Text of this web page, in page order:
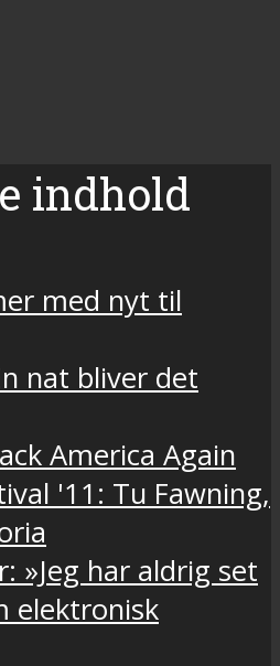
indhold
med nyt til
nat bliver det
America Again
'11: Tu Fawning,
»Jeg har aldrig set
elektronisk